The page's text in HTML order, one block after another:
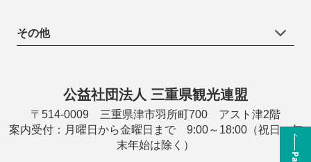
その他
公益社団法人 三重県観光連盟
〒514-0009 三重県津市羽所町700 アスト津2階
案内受付：月曜日から金曜日まで 9:00～18:00（祝日・年
末年始は除く）